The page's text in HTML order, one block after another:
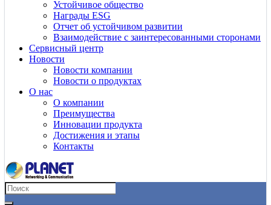
Устойчивое общество
Награды ESG
Отчет об устойчивом развитии
Взаимодействие с заинтересованными сторонами
Сервисный центр
Новости
Новости компании
Новости о продуктах
О нас
О компании
Преимущества
Инновации продукта
Достижения и этапы
Контакты